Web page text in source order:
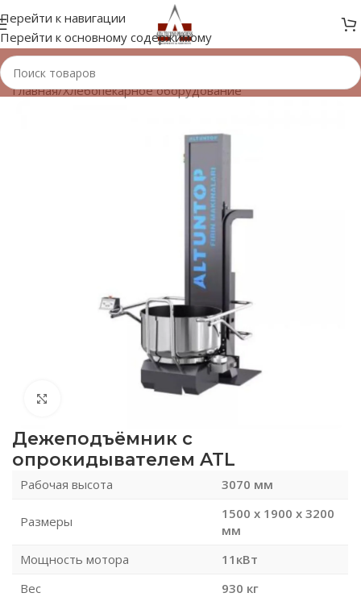
Перейти к навигации
Перейти к основному содержимому
Главная/Хлебопекарное оборудование
Нажмите, чтобы увеличить
Дежеподъёмник с
опрокидывателем ATL
Рабочая высота 3070 мм
Размеры
1500 x 1900 x 3200
мм
Мощность мотора
11кВт
Вес
930 кг